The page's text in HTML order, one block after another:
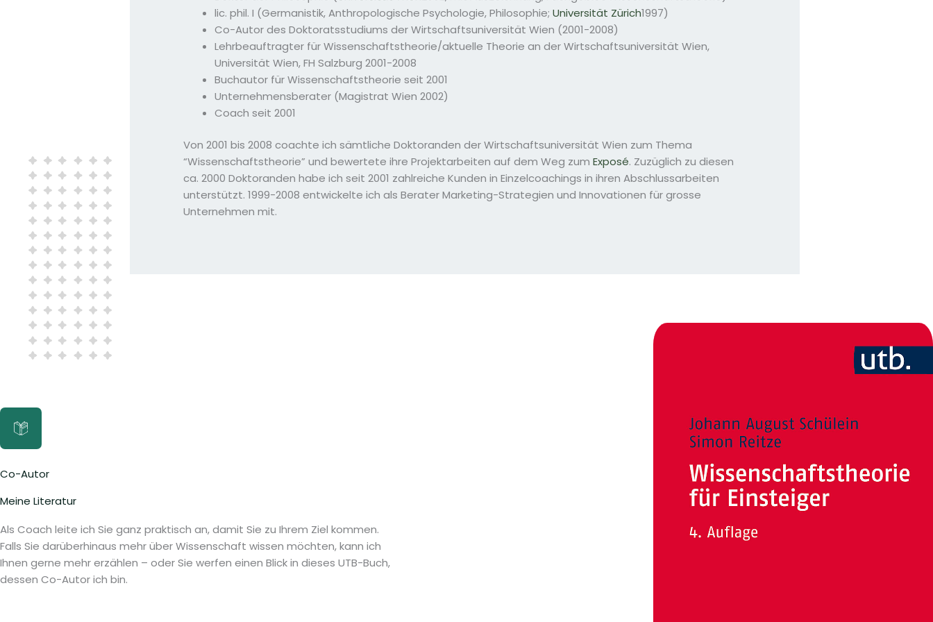
lic. phil. I (Germanistik, Anthropologische Psychologie, Philosophie;Universität Zürich1997)
Co-Autor des Doktoratsstudiums der Wirtschaftsuniversität Wien (2001-2008)
Lehrbeauftragter für Wissenschaftstheorie/aktuelle Theorie an der Wirtschaftsuniversität Wien,
Universität Wien, FH Salzburg 2001-2008
Buchautor für Wissenschaftstheorie seit 2001
Unternehmensberater (Magistrat Wien 2002)
Coach seit 2001
Von 2001 bis 2008 coachte ich sämtliche Doktoranden der Wirtschaftsuniversität Wien zum Thema
“Wissenschaftstheorie” und bewertete ihre Projektarbeiten auf dem Weg zumExposé. Zuzüglich zu diesen
ca. 2000 Doktoranden habe ich seit 2001 zahlreiche Kunden in Einzelcoachings in ihren Abschlussarbeiten
unterstützt. 1999-2008 entwickelte ich als Berater Marketing-Strategien und Innovationen für grosse
Unternehmen mit.
Co-Autor
Meine Literatur
Als Coach leite ich Sie ganz praktisch an, damit Sie zu Ihrem Ziel kommen.
Falls Sie darüberhinaus mehr über Wissenschaft wissen möchten, kann ich
Ihnen gerne mehr erzählen – oder Sie werfen einen Blick in dieses UTB-Buch,
dessen Co-Autor ich bin.